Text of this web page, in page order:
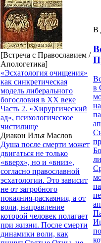
[Встреча с Православием /
Апологетика]
«Эсхатология очищения»
как синкретическая
модель либерального
богословия в XX веке
Часть 2. «Хирургический
ад», психологическое
чистилище
Диакон Илья Маслов
Душа после смерти может
двигаться не только
«вверх», но и «вниз»,
согласно православной
эсхатологии. Это зависит
не от загробного
покаяния-раскаяния, а от
воли, направление
которой человек полагает
при жизни. После смерти
динамики воли, как
В
в